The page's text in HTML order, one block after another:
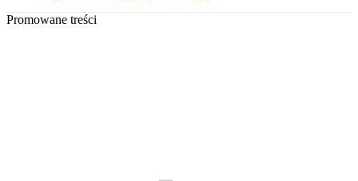
Promowane treści